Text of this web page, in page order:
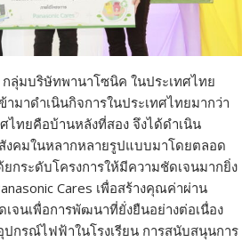
ลุ่มบริษัทพานาโซนิค ในประเทศไทย
ามาดำเนินกิจการในประเทศไทยมากว่า
ไทยคือบ้านหลังที่สอง จึงได้ดำเนิน
คมในหลากหลายรูปแบบมาโดยตลอด
กระดับโครงการให้มีความชัดเจนมากยิ่ง
Cares เพื่อสร้างคุณค่าผ่าน
จนเพื่อการพัฒนาที่ยั่งยืนอย่างต่อเนื่อง
ปกรณ์ไฟฟ้าในโรงเรียน การสนับสนุนการ